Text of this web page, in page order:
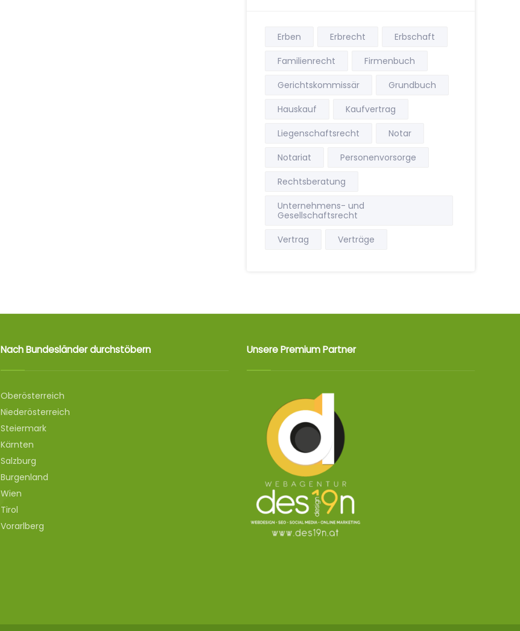
Erben Erbrecht
Erbschaft
Familienrecht
Firmenbuch
Gerichtskommissär
Grundbuch
Hauskauf
Kaufvertrag
Liegenschaftsrecht
Notar
Notariat
Personenvorsorge
Rechtsberatung
Unternehmens- und
Gesellschaftsrecht
Vertrag
Verträge
Nach Bundesländer durchstöbern
Oberösterreich
Niederösterreich
Steiermark
Kärnten
Salzburg
Burgenland
Wien
Tirol
Vorarlberg
Unsere Premium Partner